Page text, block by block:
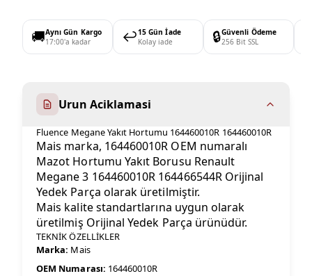
🚚Aynı Gün Kargo
17:00'a kadar
↩️15 Gün İade
Kolay iade
🔒Güvenli Ödeme
256 Bit SSL
Urun Aciklamasi
Fluence Megane Yakıt Hortumu 164460010R 164460010R
Mais marka, 164460010R OEM numaralı
Mazot Hortumu Yakıt Borusu Renault
Megane 3 164460010R 164466544R Orijinal
Yedek Parça olarak üretilmiştir.
Mais kalite standartlarına uygun olarak
üretilmiş Orijinal Yedek Parça ürünüdür.
TEKNİK ÖZELLİKLER
Marka: Mais
OEM Numarası: 164460010R